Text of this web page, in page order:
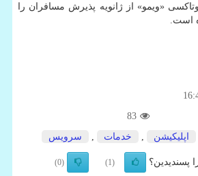
«ویمو» از ژانویه پذیرش مسافران را
است.
83
اپلیكیشن , خدمات , سرویس
پسندیدین؟ (1)
(0)